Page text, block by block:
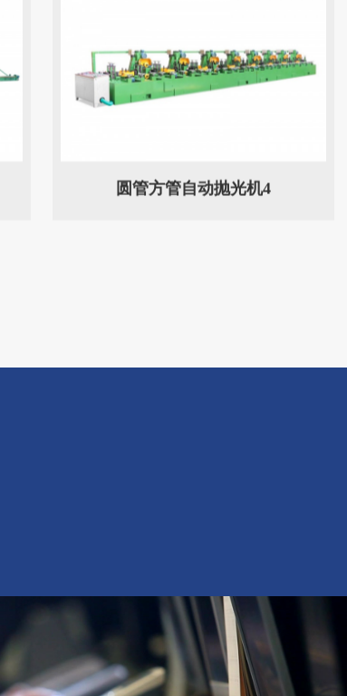
圆管方管自动抛光机4